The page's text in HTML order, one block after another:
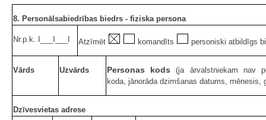
8. Personālsabiedrības biedrs - fiziska persona
Nr.p.k. I___I___I Atzīmēt komandīts personiski atbildīgs
Vārds Uzvārds Personas kods (ja ārvalstniekam nav
koda, jānorāda dzimšanas datums, mēnesis,
Dzīvesvietas adrese